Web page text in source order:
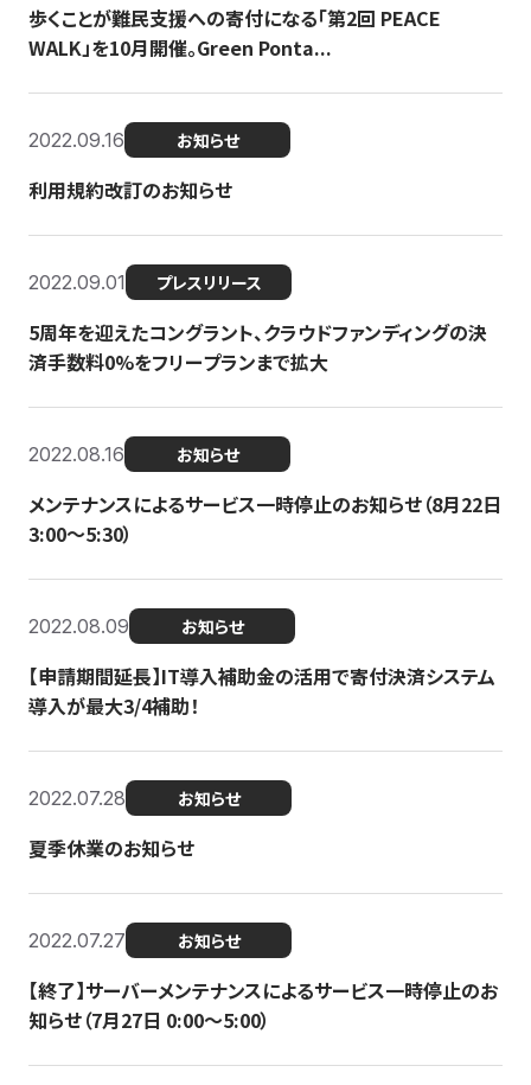
歩くことが難民支援への寄付になる「第2回 PEACE
WALK」を10月開催。Green Ponta...
2022.09.16 お知らせ
利用規約改訂のお知らせ
2022.09.01 プレスリリース
5周年を迎えたコングラント、クラウドファンディングの決
済手数料0%をフリープランまで拡大
2022.08.16 お知らせ
メンテナンスによるサービス一時停止のお知らせ（8月22日
3:00〜5:30）
2022.08.09 お知らせ
【申請期間延長】IT導入補助金の活用で寄付決済システム
導入が最大3/4補助！
2022.07.28 お知らせ
夏季休業のお知らせ
2022.07.27 お知らせ
【終了】サーバーメンテナンスによるサービス一時停止のお
知らせ（7月27日 0:00〜5:00）